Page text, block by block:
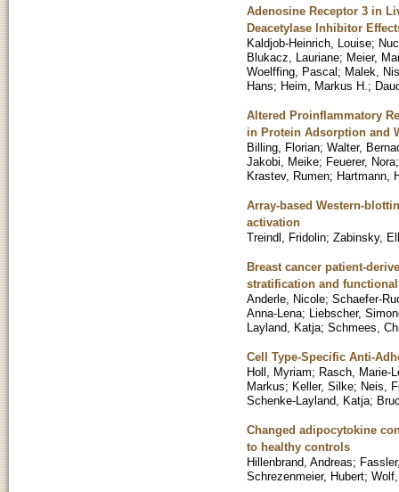
Adenosine Receptor 3 in
Deacetylase Inhibitor
Kaldjob-Heinrich, Louise;
Blukacz, Lauriane; Meier,
Woelffing, Pascal; Malek,
Hans; Heim, Markus H. ;
Altered Proinflammatory
in Protein Adsorption and
Billing, Florian; Walter,
Jakobi, Meike; Feuerer, Nora
Krastev, Rumen; Hartmann,
Array-based Western-
activation
Treindl, Fridolin; Zabinsky,
Breast cancer patient-
stratification and
Anderle, Nicole; Schaefer-
Anna-Lena; Liebscher,
Layland, Katja; Schmees,
Cell Type-Specific Anti-
Holl, Myriam; Rasch, Marie-
Markus; Keller, Silke; Neis,
Schenke-Layland, Katja;
Changed adipocytokine
to healthy controls
Hillenbrand, Andreas;
Schrezenmeier, Hubert;